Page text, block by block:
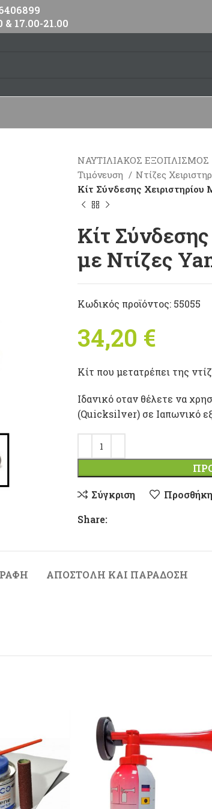
17.00-21.00
ΝΑΥΤΙΛΙΑΚΟΣ ΕΞΟΠΛΙΣΜΟΣ
Τιμόνευση
Ντίζες
Κίτ Σύνδεσης
Κίτ
με Ντίζες
Κωδικός προϊόντος: 55055
34,20 €
Κίτ που μετατρέπει της
Ιδανικό οταν θέλετε να
(Quicksilver) σε Ιαπωνικό
Σύγκριση
Share:
ΑΠΟΣΤΟΛΉ ΚΑΙ ΠΑΡΆΔΟΣΗ